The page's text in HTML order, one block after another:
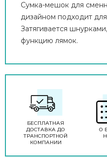
Сумка-мешок для
дизайном подходит
Затягивается
функцию лямок.
БЕСПЛАТНАЯ
ДОСТАВКА ДО
ТРАНСПОРТНОЙ
КОМПАНИИ
О